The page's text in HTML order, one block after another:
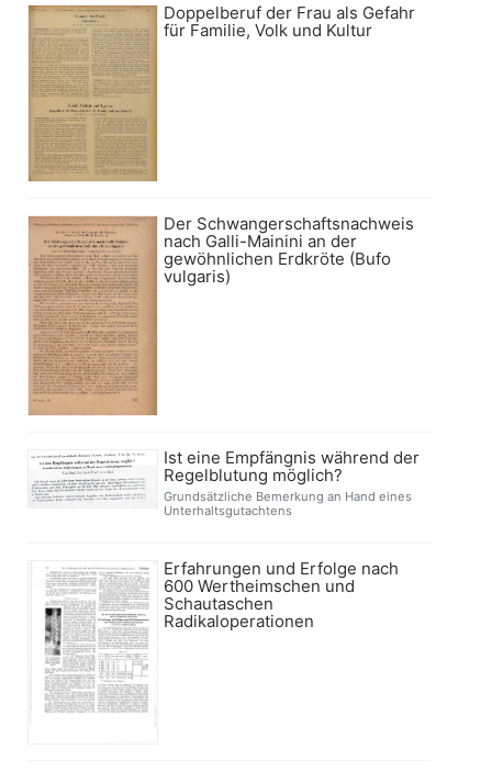
Doppelberuf der Frau als Gefahr
für Familie, Volk und Kultur
Der Schwangerschaftsnachweis
nach Galli-Mainini an der
gewöhnlichen Erdkröte (Bufo
vulgaris)
Ist eine Empfängnis während der
Regelblutung möglich?
Grundsätzliche Bemerkung an Hand eines
Unterhaltsgutachtens
Erfahrungen und Erfolge nach
600 Wertheimschen und
Schautaschen
Radikaloperationen